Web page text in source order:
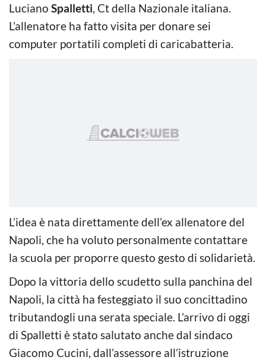
Luciano Spalletti, Ct della Nazionale italiana.
L’allenatore ha fatto visita per donare sei
computer portatili completi di caricabatteria.
L’idea è nata direttamente dell’ex allenatore del
Napoli, che ha voluto personalmente contattare
la scuola per proporre questo gesto di solidarietà.
Dopo la vittoria dello scudetto sulla panchina del
Napoli, la città ha festeggiato il suo concittadino
tributandogli una serata speciale. L’arrivo di oggi
di Spalletti è stato salutato anche dal sindaco
Giacomo Cucini, dall’assessore all’istruzione